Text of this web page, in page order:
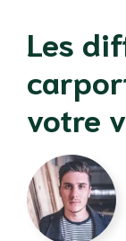
Les
votre